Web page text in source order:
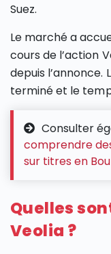
Suez.
Le marché a
cours de l’action
depuis
terminé et le
Consulter
comprendre
sur titres en
Quelles
Veolia ?